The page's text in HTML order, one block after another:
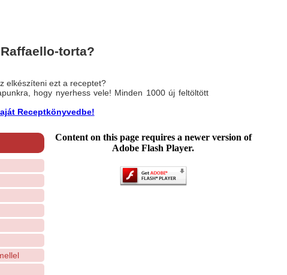
torta?
elkészíteni ezt a receptet?
hogy nyerhess vele! Minden 1000 új feltöltött
Receptkönyvedbe!
Content on this page requires a newer version of
Adobe Flash Player.